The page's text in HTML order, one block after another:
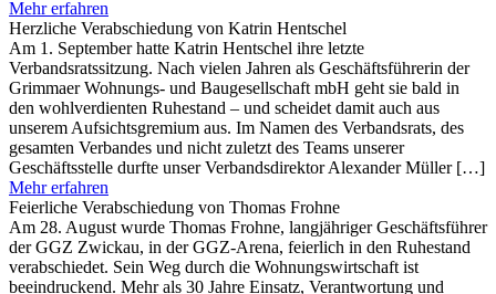
Mehr erfahren
Herzliche Verabschiedung von Katrin Hentschel
Am 1. September hatte Katrin Hentschel ihre letzte
Verbandsratssitzung. Nach vielen Jahren als Geschäftsführerin der
Grimmaer Wohnungs- und Baugesellschaft mbH geht sie bald in
den wohlverdienten Ruhestand – und scheidet damit auch aus
unserem Aufsichtsgremium aus. Im Namen des Verbandsrats, des
gesamten Verbandes und nicht zuletzt des Teams unserer
Geschäftsstelle durfte unser Verbandsdirektor Alexander Müller […]
Mehr erfahren
Feierliche Verabschiedung von Thomas Frohne
Am 28. August wurde Thomas Frohne, langjähriger Geschäftsführer
der GGZ Zwickau, in der GGZ-Arena, feierlich in den Ruhestand
verabschiedet. Sein Weg durch die Wohnungswirtschaft ist
beeindruckend. Mehr als 30 Jahre Einsatz, Verantwortung und